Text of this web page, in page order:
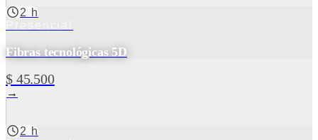
2 h
Fibras tecnológicas 5D
$ 45.500
→
2 h